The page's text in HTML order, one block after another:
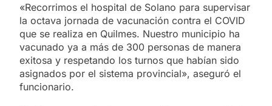
«Recorrimos el hospital de Solano para supervisar
la octava jornada de vacunación contra el COVID
que se realiza en Quilmes. Nuestro municipio ha
vacunado ya a más de 300 personas de manera
exitosa y respetando los turnos que habían sido
asignados por el sistema provincial», aseguró el
funcionario.